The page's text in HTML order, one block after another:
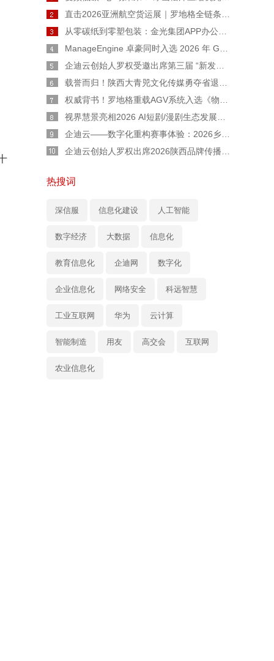
热搜词
深信服 信息化建设 人工智能
数字经济 大数据 信息化
教育信息化 企迪网 数字化
企业信息化 网络安全 科远智慧
工业互联网 华为 云计算
智能制造 用友 高交会 互联网
农业信息化